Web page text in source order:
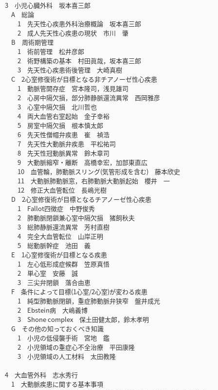
3 小児心臓外科 坂本喜三郎
A 総論
1 先天性心疾患外科治療概論 坂本喜三郎
2 成人先天性心疾患の現状 市川 肇
B 周術期管理
1 術前管理 松井彦郎
2 術野構築の基本 村田眞哉，坂本喜三郎
3 先天性心疾患術後管理 大崎真樹
C 2心室修復術が目標となる非チアノーゼ性心疾患
1 動脈管開存症 宮本隆司，浅見雄司
2 心房中隔欠損，部分肺静脈還流異常 西岡雅彦
3 心室中隔欠損 北川哲也
4 両大血管右室起始 金子幸裕
5 房室中隔欠損 根本慎太郎
6 先天性僧帽弁疾患 崔 禎浩
7 先天性大動脈弁疾患 平松祐司
8 先天性冠動脈異常 鈴木章司
9 大動脈縮窄・離断 高橋幸宏，加部東直広
10 血管輪，肺動脈スリング(気管形成を含む) 藤本欣史
11 大動脈肺動脈窓，右肺動脈大動脈起始 櫻井 一
12 修正大血管転位 長嶋光樹
D 2心室修復術が目標となるチアノーゼ性心疾患
1 Fallot四徴症 中野俊秀
2 肺動脈閉鎖兼心室中隔欠損 猪飼秋夫
3 総肺静脈還流異常 芳村直樹
4 完全大血管転位 山岸正明
5 総動脈幹症 池田 義
E 1心室修復術が目標となる疾患
1 左心低形成症候群 笠原真悟
2 単心室 安藤 誠
3 三尖弁閉鎖 落合由恵
F 条件によって目標(1心室/2心室)が変わる疾患
1 純型肺動脈閉鎖，重症肺動脈弁狭窄 盤井成光
2 Ebstein病 大嶋義博
3 Shone complex 保土田健太郎，鈴木孝明
G その他の知っておくべき知識
1 小児の低侵襲手術 宮地 鑑
2 小児領域の重症心不全治療 平田康隆
3 小児領域の人工材料 太田教隆
4 大血管外科 志水秀行
1 大動脈疾患に関する基本事項